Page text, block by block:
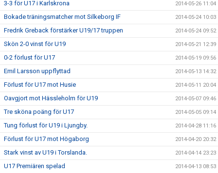
3-3 för U17 i Karlskrona 2014-05-26 11:04
Bokade träningsmatcher mot Silkeborg IF 2014-05-24 10:03
Fredrik Greback förstärker U19/17 truppen 2014-05-24 09:52
Skön 2-0 vinst för U19 2014-05-21 12:39
0-2 förlust för U17 2014-05-19 09:56
Emil Larsson uppflyttad 2014-05-13 14:32
Förlust för U17 mot Husie 2014-05-11 20:04
Oavgjort mot Hässleholm för U19 2014-05-07 09:46
Tre sköna poäng för U17 2014-05-05 09:14
Tung förlust för U19 i Ljungby. 2014-04-28 11:16
Förlust för U17 mot Högaborg 2014-04-20 20:32
Stark vinst av U19 i Torslanda. 2014-04-14 23:23
U17 Premiären spelad 2014-04-13 08:53